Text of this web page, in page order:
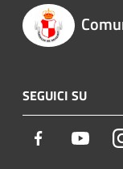
SEGUICI SU
Facebook